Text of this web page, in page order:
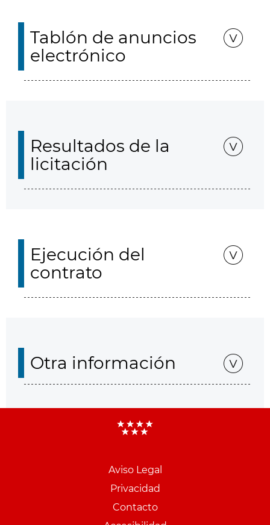
Tablón de anuncios
electrónico
Resultados de la
licitación
Ejecución del
contrato
Otra información
Aviso Legal
Privacidad
Contacto